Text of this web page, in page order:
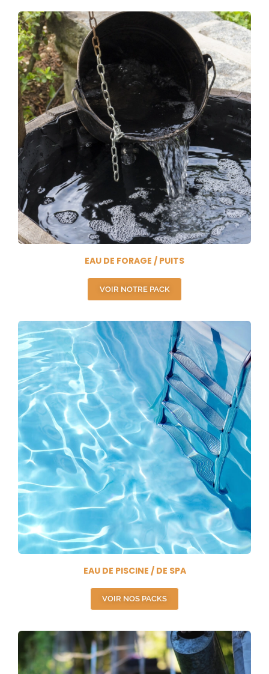
EAU DE FORAGE / PUITS
VOIR NOTRE PACK
EAU DE PISCINE / DE SPA
VOIR NOS PACKS